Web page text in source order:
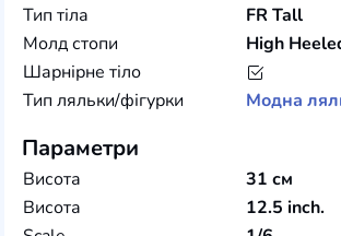
Тип тіла
FR Tall
Молд стопи
High
Шарнірне тіло
Тип ляльки/фігурки
Модна
Параметри
Висота
31 см
Висота
12.5 inch.